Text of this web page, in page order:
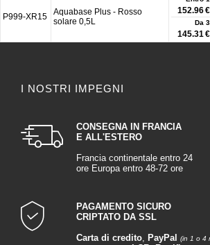
P999-XR15
Aquabase Plus - Rosso
solare 0,5L
152.96 €
Da 3
145.31 €
I NOSTRI IMPEGNI
CONSEGNA IN FRANCIA
E ALL'ESTERO
Francia continentale entro 24
ore Europa entro 48-72 ore
PAGAMENTO SICURO
CRIPTATO DA SSL
Carta di credito, PayPal
(in 1 o 4